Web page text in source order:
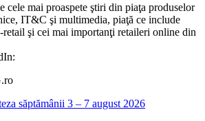
cele mai proaspete ştiri din piaţa produselor
IT&C şi multimedia, piaţă ce include
retail şi cei mai importanţi retaileri online din
săptămânii 3 – 7 august 2026